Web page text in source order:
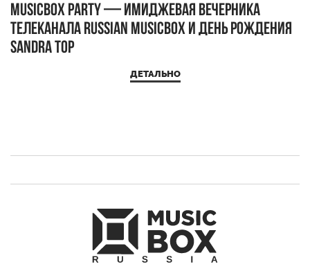
MUSICBOX PARTY — имиджевая вечерника
телеканала RUSSIAN MUSICBOX и день рождения
Sandra Top
ДЕТАЛЬНО